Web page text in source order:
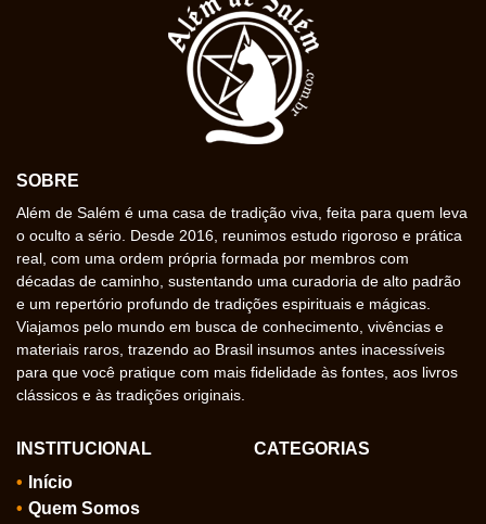
SOBRE
Além de Salém é uma casa de tradição viva, feita para quem leva
o oculto a sério. Desde 2016, reunimos estudo rigoroso e prática
real, com uma ordem própria formada por membros com
décadas de caminho, sustentando uma curadoria de alto padrão
e um repertório profundo de tradições espirituais e mágicas.
Viajamos pelo mundo em busca de conhecimento, vivências e
materiais raros, trazendo ao Brasil insumos antes inacessíveis
para que você pratique com mais fidelidade às fontes, aos livros
clássicos e às tradições originais.
INSTITUCIONAL
Início
Quem Somos
CATEGORIAS